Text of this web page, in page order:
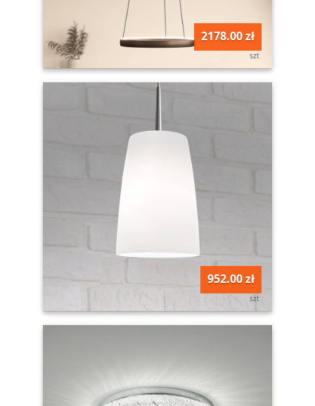
2178.00 zł
szt
952.00 zł
szt